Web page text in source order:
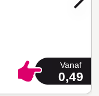
Vanaf
0,49